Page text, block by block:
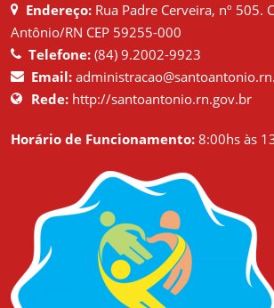
Endereço: Rua Padre Cerveira, nº 505.
Antônio/RN CEP 59255-000
Telefone: (84) 9.2002-9923
Email:
Rede: http://santoantonio.rn.gov.br
Horário de Funcionamento: 8:00hs às